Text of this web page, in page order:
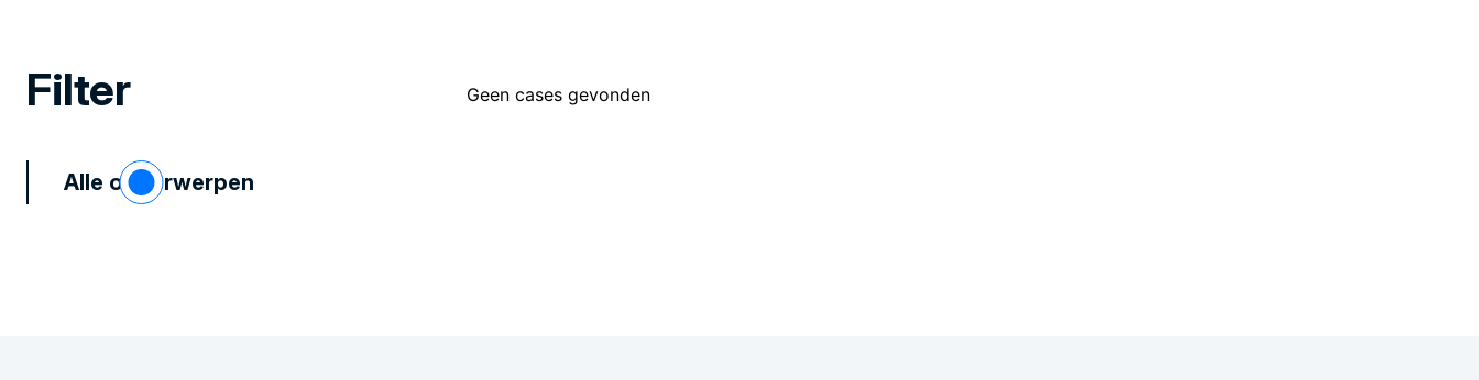
Filter
Alle onderwerpen
Geen cases gevonden